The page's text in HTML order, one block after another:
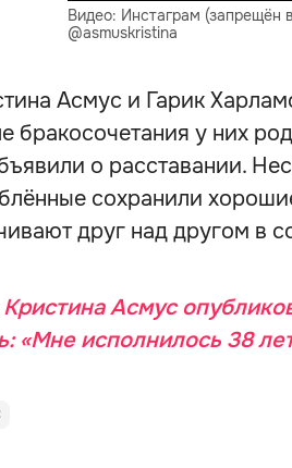
Видео: Инстаграм (запрещён
@asmuskristina
Асмус и Гарик
бракосочетания у них
о расставании.
сохранили
друг над другом в
Кристина Асмус
«Мне исполнилось 38